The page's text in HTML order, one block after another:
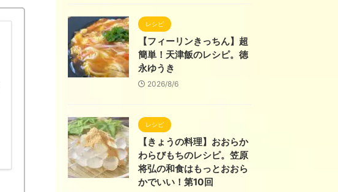
レシピ
【フィーリンきっちん】超
簡単！天津飯のレシピ。徳
永ゆうき
2026/8/6
レシピ
【きょうの料理】おおらか
わらびもちのレシピ。笠原
将弘の和食はもっとおおら
かでいい！第10回